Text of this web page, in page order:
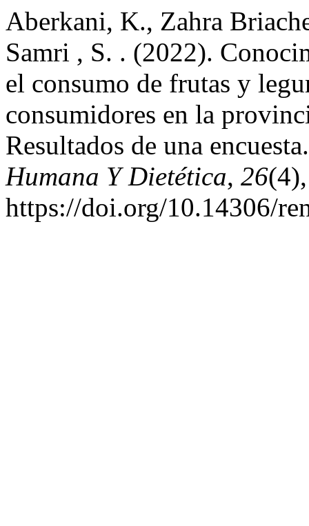
Aberkani, K., Zahra
Samri , S. . (2022).
el consumo de frutas y
consumidores en la
Resultados de una
Humana Y Dietética, 26
https://doi.org/10.14306/